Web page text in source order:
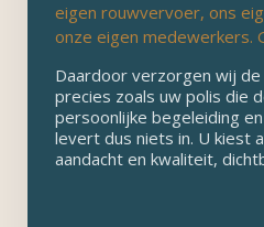
eigen rouwvervoer, ons
onze eigen medewerkers.
Daardoor verzorgen wij
precies zoals uw polis die
persoonlijke begeleiding
levert dus niets in. U kiest
aandacht en kwaliteit,